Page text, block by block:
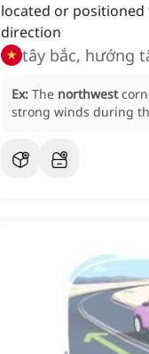
located or
direction
tây bắc, hướng
Ex: The northwest
strong winds during